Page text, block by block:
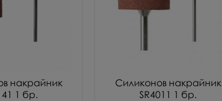
накрайник
1 бр.
Силиконов накрайник
SR4011 1 бр.